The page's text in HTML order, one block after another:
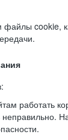
cookie,
работать
неправильно.